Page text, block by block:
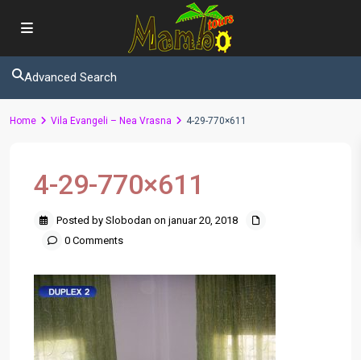
Advanced Search
Home Vila Evangeli – Nea Vrasna 4-29-770×611
4-29-770×611
Posted by Slobodan on januar 20, 2018
0 Comments